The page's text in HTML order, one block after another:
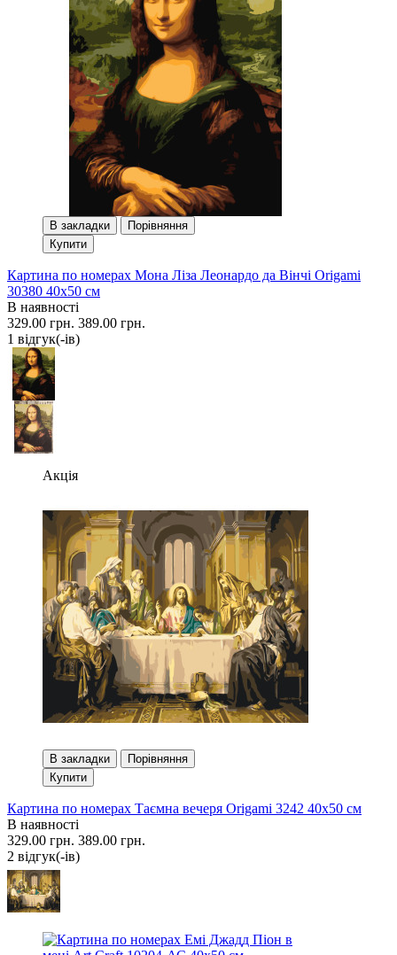
В закладки
Порівняння
Купити
Картина по номерах Мона Ліза Леонардо да Вінчі Origami
30380 40x50 см
В наявності
329.00 грн. 389.00 грн.
1 вiдгук(-iв)
Акція
В закладки
Порівняння
Купити
Картина по номерах Таємна вечеря Origami 3242 40x50 см
В наявності
329.00 грн. 389.00 грн.
2 вiдгук(-iв)